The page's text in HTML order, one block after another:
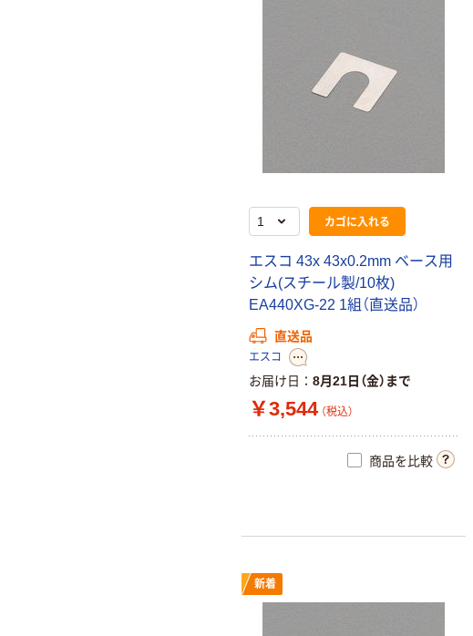
カゴに入れる
エスコ 43x 43x0.2mm ベース用
シム(スチール製/10枚)
EA440XG-22 1組（直送品）
直送品
エスコ
お届け日 8月21日（金）まで
￥3,544 （税込）
商品を比較
新着